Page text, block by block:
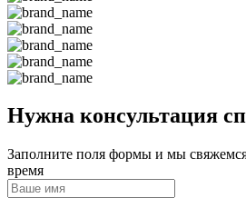
Нужна консультация
Заполните поля формы и мы
время